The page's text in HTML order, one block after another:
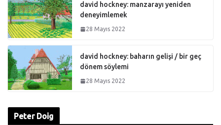
david hockney: manzarayı yeniden
deneyimlemek
28 Mayıs 2022
david hockney: baharın gelişi / bir geç
dönem söylemi
28 Mayıs 2022
Peter Doig